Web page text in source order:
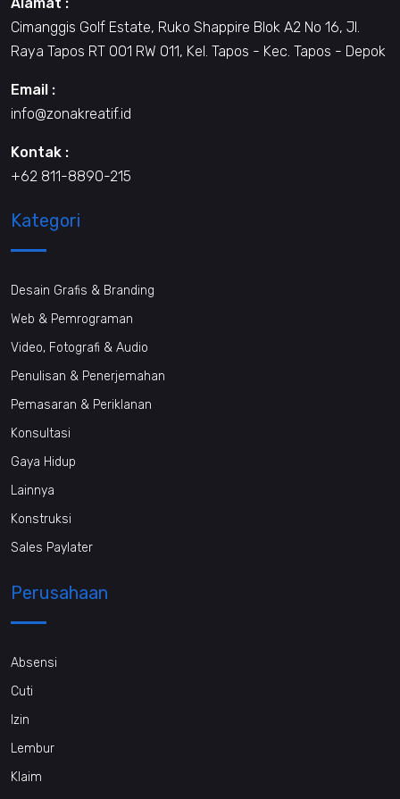
Cimanggis Golf Estate, Ruko Shappire Blok A2 No 16, Jl.
Raya Tapos RT 001 RW 011, Kel. Tapos - Kec. Tapos - Depok
Email :
info@zonakreatif.id
Kontak :
+62 811-8890-215
Kategori
Desain Grafis & Branding
Web & Pemrograman
Video, Fotografi & Audio
Penulisan & Penerjemahan
Pemasaran & Periklanan
Konsultasi
Gaya Hidup
Lainnya
Konstruksi
Sales Paylater
Perusahaan
Absensi
Cuti
Izin
Lembur
Klaim